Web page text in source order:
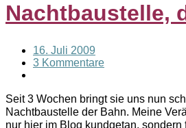
Nachtbaustelle,
16. Juli 2009
3 Kommentare
Seit 3 Wochen bringt sie uns nun
Nachtbaustelle der Bahn. Meine
nur hier im Blog kundgetan,